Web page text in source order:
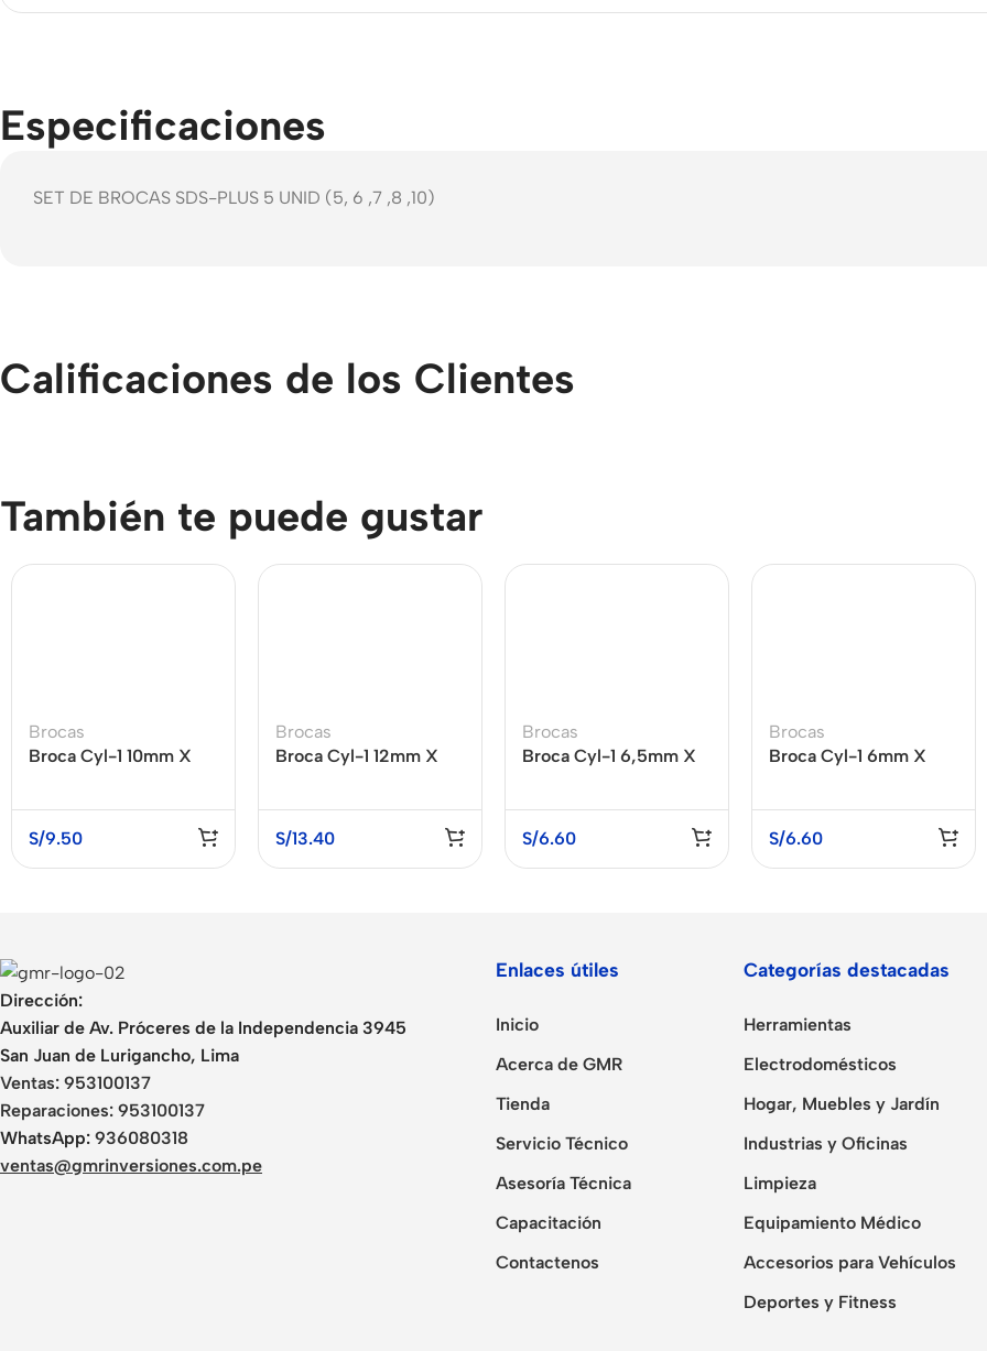
Especificaciones
SET DE BROCAS SDS-PLUS 5 UNID (5, 6 ,7 ,8 ,10)
Calificaciones de los Clientes
También te puede gustar
Brocas
Broca Cyl-1 10mm X
S/9.50
Brocas
Broca Cyl-1 12mm X
S/13.40
Brocas
Broca Cyl-1 6,5mm X
S/6.60
Brocas
Broca Cyl-1 6mm X
S/6.60
Dirección:
Auxiliar de Av. Próceres de la Independencia 3945
San Juan de Lurigancho, Lima
Ventas: 953100137
Reparaciones: 953100137
WhatsApp: 936080318
ventas@gmrinversiones.com.pe
Enlaces útiles
Inicio
Acerca de GMR
Tienda
Servicio Técnico
Asesoría Técnica
Capacitación
Contactenos
Categorías destacadas
Herramientas
Electrodomésticos
Hogar, Muebles y Jardín
Industrias y Oficinas
Limpieza
Equipamiento Médico
Accesorios para Vehículos
Deportes y Fitness